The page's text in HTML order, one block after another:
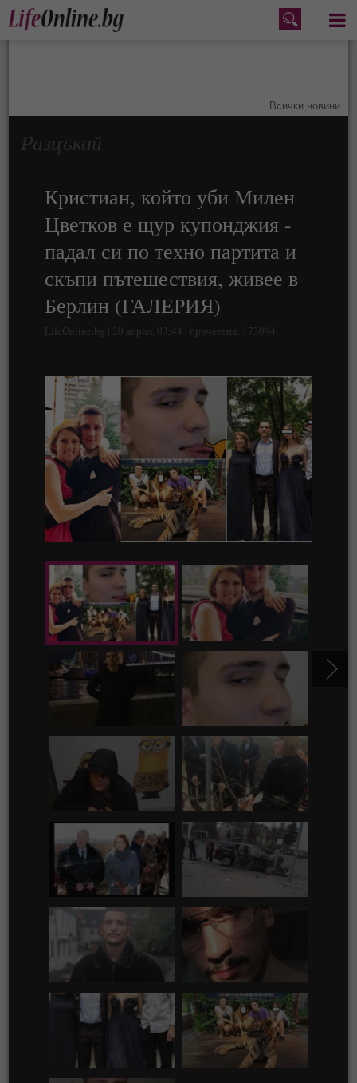
Меню
Всички новини
Разцъкай
Кристиан, който уби Милен
Цветков е щур купонджия -
падал си по техно партита и
скъпи пътешествия, живее в
Берлин (ГАЛЕРИЯ)
LifeOnline.bg | 20 април, 03:44 | прочетена: 173094